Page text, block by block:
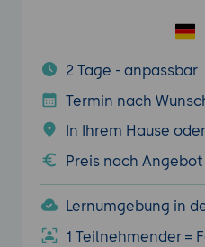
2 Tage - anpassbar
Termin nach
In Ihrem Hause
Preis nach Angebot
Lernumgebung in
1 Teilnehmender =